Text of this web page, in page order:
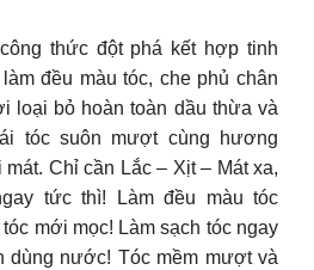
thức đột phá kết hợp tinh
đều màu tóc, che phủ chân
loại bỏ hoàn toàn dầu thừa và
tóc suôn mượt cùng hương
Chỉ cần Lắc – Xịt – Mát xa,
tức thì! Làm đều màu tóc
mới mọc! Làm sạch tóc ngay
dùng nước! Tóc mềm mượt và